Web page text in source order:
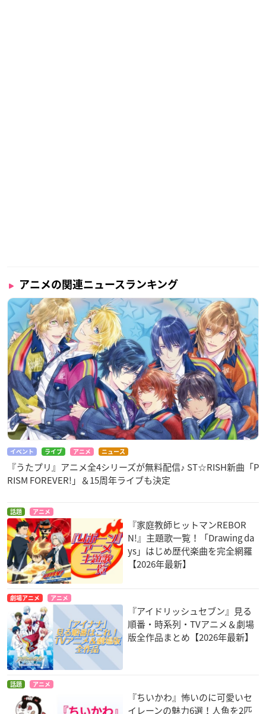
アニメの関連ニュースランキング
イベント ライブ アニメ ニュース
『うたプリ』アニメ全4シリーズが無料配信♪ ST☆RISH新曲「P
RISM FOREVER!」＆15周年ライブも決定
話題 アニメ
『家庭教師ヒットマンREBOR
N!』主題歌一覧！「Drawing da
ys」はじめ歴代楽曲を完全網羅
【2026年最新】
劇場アニメ アニメ
『アイドリッシュセブン』見る
順番・時系列・TVアニメ＆劇場
版全作品まとめ【2026年最新】
話題 アニメ
『ちいかわ』怖いのに可愛いセ
イレーンの魅力6選！人魚を2匹